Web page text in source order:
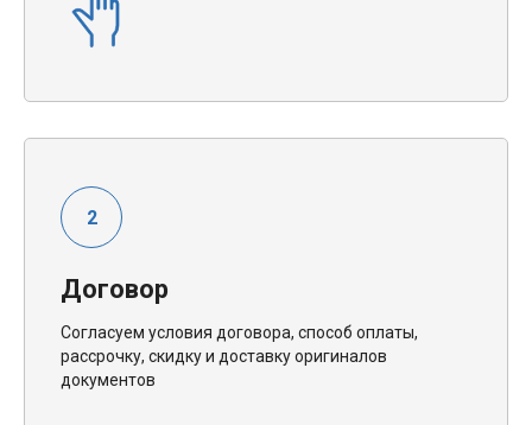
Договор
Согласуем условия договора, способ оплаты,
рассрочку, скидку и доставку оригиналов
документов